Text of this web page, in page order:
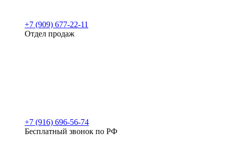
+7 (909) 677-22-11
Отдел продаж
+7 (916) 696-56-74
Бесплатный звонок по РФ